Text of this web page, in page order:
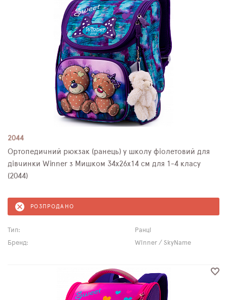
2044
Ортопедичний рюкзак (ранець) у школу фіолетовий для
дівчинки Winner з Мишком 34х26х14 см для 1-4 класу
(2044)
РОЗПРОДАНО
Тип:
Ранці
Бренд:
Winner / SkyName